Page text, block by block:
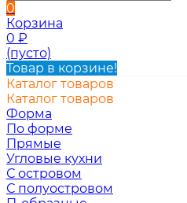
0
Корзина
0 ₽
(пусто)
Товар в корзине!
Каталог товаров
Каталог товаров
Форма
По форме
Прямые
Угловые кухни
С островом
С полуостровом